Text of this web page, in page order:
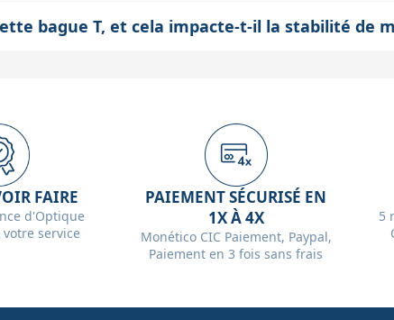
tout jeu ou flexion lors des poses longues. Le tirage de
bague T, et cela impacte-t-il la stabilité de
FAIRE
d'Optique
service
PAIEMENT SÉCURISÉ EN
1X À 4X
Monético CIC Paiement, Paypal,
Paiement en 3 fois sans frais
5